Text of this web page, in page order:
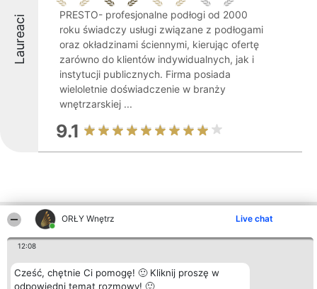
ORŁY Wnętrz Live chat
12:08
Cześć, chętnie Ci pomogę! 🙂 Kliknij proszę w
odpowiedni temat rozmowy! 🙂
Laureaci
PRESTO- profesjonalne podłogi od 2000
roku świadczy usługi związane z podłogami
oraz okładzinami ściennymi, kierując ofertę
zarówno do klientów indywidualnych, jak i
instytucji publicznych. Firma posiada
wieloletnie doświadczenie w branży
wnętrzarskiej ...
9.1
Inne firmy z województwa
Organizator plebiscytu
Bright Side Solutions sp. z o.
Plebiscyt
Laureaci
Kontakt